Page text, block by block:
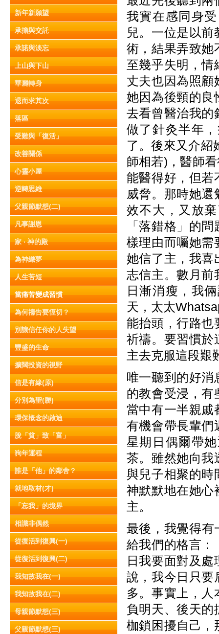
新年新願望
承擔與交託
承諾與淡忘
上山與下山
華麗轉身
退而求其次
落區
受難與「復活」
改善關係
心靈小屋
逆轉思維
父親節默想(二)
凡事謝恩
家 ‧ 神的殿
為神織夢
人生苦短
當痛苦變成習慣
為何禱告要恆切？
別讓信任你的人失望
豐盛的生命
擴闊投資的視野
信是有緣(原)
分別為聖(勝)
環保概念的啟迪
脫「貧」致「富」
狗年運程
誰是「他」的鄰舍？
就地取材(才)
「忘我」的境界
相識非偶然
從復活到復興(一)
從復活到復興(二)
我知故我在(一)
我知故我在(二)
母親節默想(三)
父親節默想(三)
我實在感同身
兒。一位是以
術，結果弄致她
至幾乎失明，情
丈夫也因為照顧
她因為後頸的良
去看曾醫治我的
做了針灸半年
了。後來又介紹
師相若)，醫師
能醫得好，但若
威脅。那時她
效不大，又放
「落錯格」的
樣理由而囑她需
她信了主，我喜
志信主。數月前
日漸消瘦，我
天，太太
能抬頭，行路也
祈禱。要習慣於
主去克服這段艱
唯一聽到的好消
的教會受浸，有
當中有一半親戚
有機會帶長輩們
星期日偶爾帶
茶。雖然她向我
與兒子相聚的時
神默默地在她心
主。
最後，我覺得有
給我們的格言：
日我要面對及
說，我今日只要
多。事實上，
負明天、後天的
枷鎖困擾自己，